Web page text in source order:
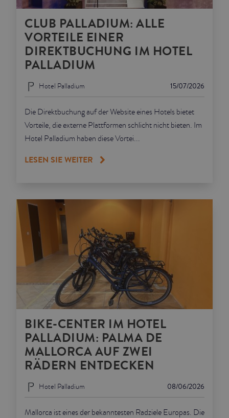
CLUB PALLADIUM: ALLE
VORTEILE EINER
DIREKTBUCHUNG IM HOTEL
PALLADIUM
15/07/2026
Hotel Palladium
Die Direktbuchung auf der Website eines Hotels bietet
Vorteile, die externe Plattformen schlicht nicht bieten. Im
Hotel Palladium haben diese Vortei...
LESEN SIE WEITER
BIKE-CENTER IM HOTEL
PALLADIUM: PALMA DE
MALLORCA AUF ZWEI
RÄDERN ENTDECKEN
08/06/2026
Hotel Palladium
Mallorca ist eines der bekanntesten Radziele Europas. Die